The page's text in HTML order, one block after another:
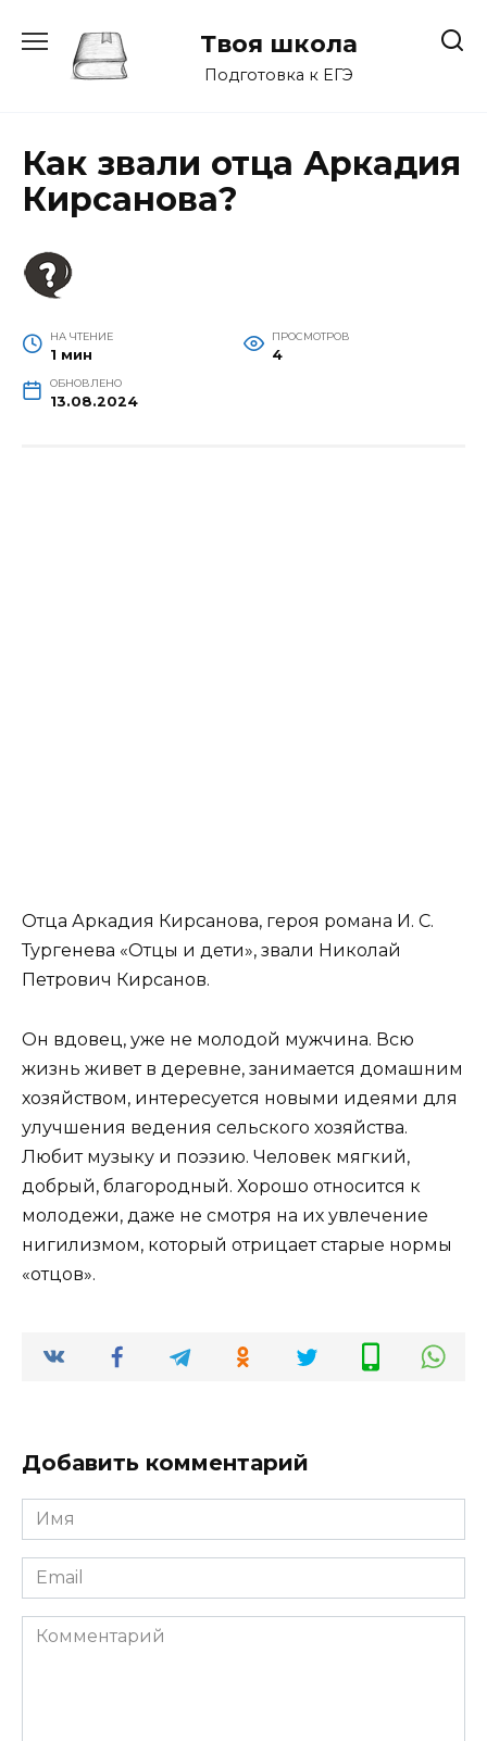
содержанию
Твоя школа
Подготовка к ЕГЭ
Как звали отца Аркадия
Кирсанова?
НА ЧТЕНИЕ
1 мин
ПРОСМОТРОВ
4
ОБНОВЛЕНО
13.08.2024
Отца Аркадия Кирсанова, героя романа И. С.
Тургенева «Отцы и дети», звали Николай
Петрович Кирсанов.
Он вдовец, уже не молодой мужчина. Всю
жизнь живет в деревне, занимается домашним
хозяйством, интересуется новыми идеями для
улучшения ведения сельского хозяйства.
Любит музыку и поэзию. Человек мягкий,
добрый, благородный. Хорошо относится к
молодежи, даже не смотря на их увлечение
нигилизмом, который отрицает старые нормы
«отцов».
Добавить комментарий
Имя
*
Email
*
Комментарий